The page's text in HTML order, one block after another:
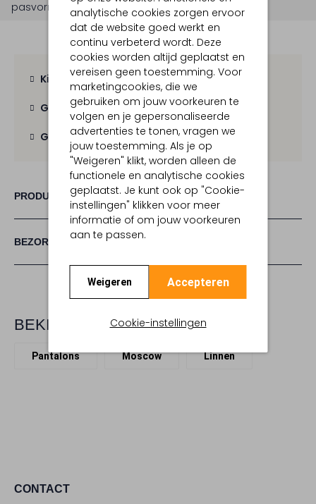
analytische cookies zorgen ervoor
dat de website goed werkt en
continu verbeterd wordt. Deze
cookies worden altijd geplaatst en
vereisen geen toestemming. Voor
marketingcookies, die we
gebruiken om jouw voorkeuren te
volgen en je gepersonaliseerde
advertenties te tonen, vragen we
jouw toestemming. Als je op
"Weigeren" klikt, worden alleen de
functionele en analytische cookies
geplaatst. Je kunt ook op "Cookie-
instellingen" klikken voor meer
informatie of om jouw voorkeuren
aan te passen.
Weigeren Accepteren
Cookie-instellingen
pasvorm is straight.
Kies zelf je bezorgmoment
Gratis verzending vanaf € 100,-
Gratis retourbinnen 30 dagen
PRODUCT INFORMATIE
BEZORGEN & RETOURNEREN
BEKIJK MEER
Pantalons Moscow Linnen
CONTACT